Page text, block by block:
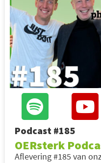
Podcast #185
OERsterk
Aflevering #185 van